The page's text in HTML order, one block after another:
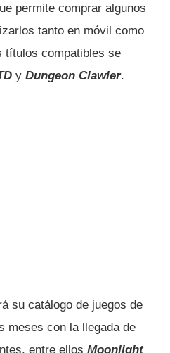
permite comprar algunos
tanto en móvil como
títulos compatibles se
y Dungeon Clawler.
su catálogo de juegos de
meses con la llegada de
entre ellos Moonlight